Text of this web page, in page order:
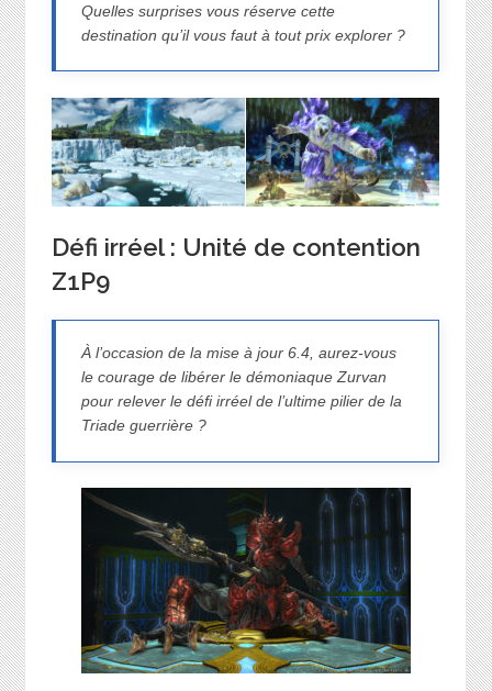
Quelles surprises vous réserve cette
destination qu’il vous faut à tout prix explorer ?
Défi irréel : Unité de contention
Z1P9
À l’occasion de la mise à jour 6.4, aurez-vous
le courage de libérer le démoniaque Zurvan
pour relever le défi irréel de l’ultime pilier de la
Triade guerrière ?